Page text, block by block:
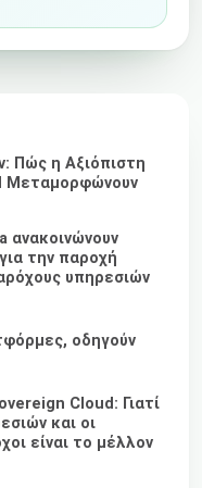
Πώς η Αξιόπιστη
Μεταμορφώνουν
ανακοινώνουν
την παροχή
υπηρεσιών
οδηγούν
Cloud: Γιατί
και οι
είναι το μέλλον